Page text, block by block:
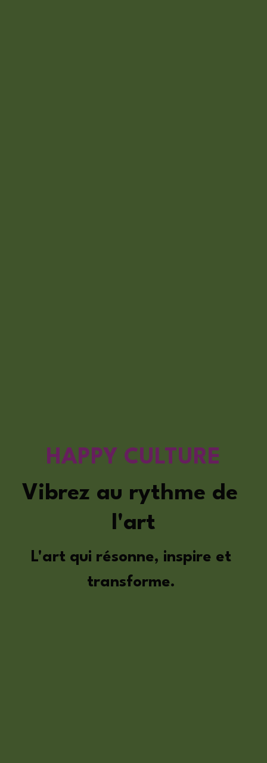
HAPPY CULTURE
Vibrez au rythme de
l'art
L'art qui résonne, inspire et
transforme.